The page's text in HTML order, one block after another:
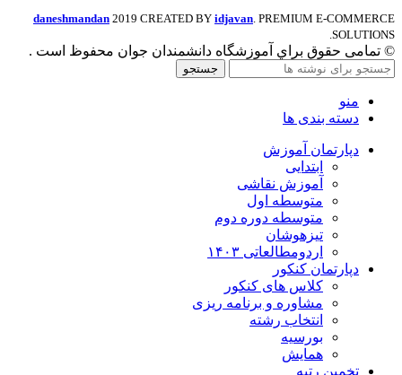
daneshmandan 2019 CREATED BY idjavan. PREMIUM E-COMMERCE
SOLUTIONS.
© تمامی حقوق براي آموزشگاه دانشمندان جوان محفوظ است .
جستجو
منو
دسته بندی ها
دپارتمان آموزش
ابتدایی
آموزش نقاشی
متوسطه اول
متوسطه دوره دوم
تیزهوشان
اردومطالعاتی ۱۴۰۳
دپارتمان کنکور
کلاس های کنکور
مشاوره و برنامه ریزی
انتخاب رشته
بورسیه
همایش
تخمین رتبه